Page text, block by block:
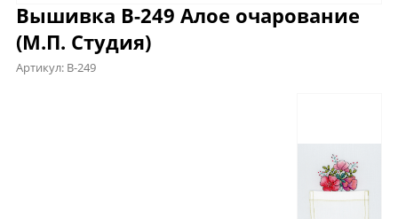
Вышивка В-249 Алое очарование
(М.П. Студия)
Артикул: В-249